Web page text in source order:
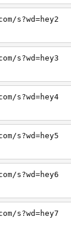
s?wd=hey2
s?wd=hey3
s?wd=hey4
s?wd=hey5
s?wd=hey6
s?wd=hey7